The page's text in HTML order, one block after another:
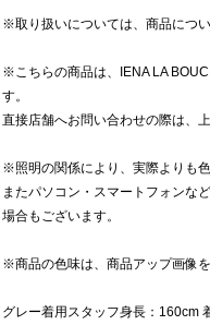
※取り扱いについては、商品につ
※こちらの商品は、IENA LA
す。
直接店舗へお問い合わせの際は、
※照明の関係により、実際よりも
またパソコン・スマートフォンな
場合もございます。
※商品の色味は、商品アップ画像
グレー着用スタッフ身長：160cm